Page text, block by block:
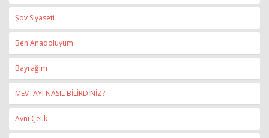
Şov Siyaseti
Ben Anadoluyum
Bayrağım
MEVTAYI NASIL BİLİRDİNİZ?
Avni Çelik